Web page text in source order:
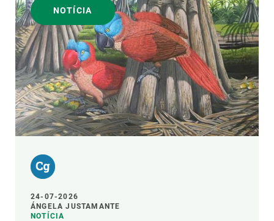
NOTÍCIA
24-07-2026
ÁNGELA JUSTAMANTE
NOTÍCIA